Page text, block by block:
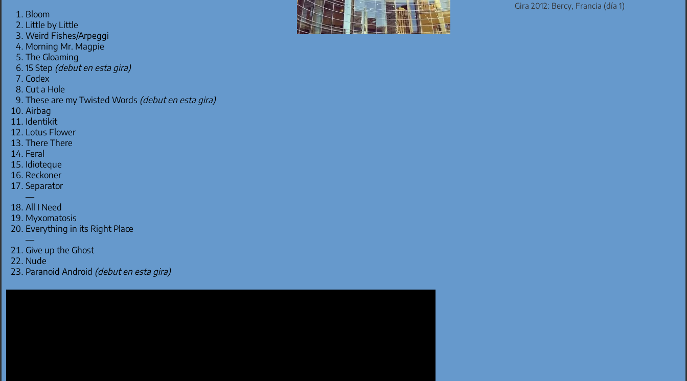
Bloom
Little by Little
Weird Fishes/Arpeggi
Morning Mr. Magpie
The Gloaming
15 Step (debut en esta gira)
Codex
Cut a Hole
These are my Twisted Words (debut en esta gira)
Airbag
Identikit
Lotus Flower
There There
Feral
Idioteque
Reckoner
Separator
—
All I Need
Myxomatosis
Everything in its Right Place
—
Give up the Ghost
Nude
Paranoid Android (debut en esta gira)
Gira 2012: Bercy, Francia (día 1)